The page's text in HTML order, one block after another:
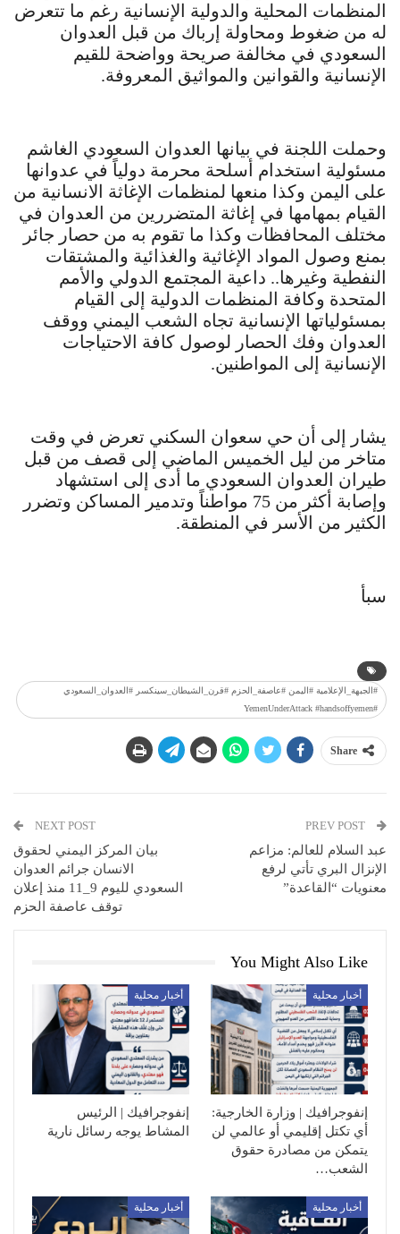
المنظمات المحلية والدولية الإنسانية رغم ما تتعرض
له من ضغوط ومحاولة إرباك من قبل العدوان
السعودي في مخالفة صريحة وواضحة للقيم
الإنسانية والقوانين والمواثيق المعروفة.
وحملت اللجنة في بيانها العدوان السعودي الغاشم
مسئولية استخدام أسلحة محرمة دولياً في عدوانها
على اليمن وكذا منعها لمنظمات الإغاثة الانسانية من
القيام بمهامها في إغاثة المتضررين من العدوان في
مختلف المحافظات وكذا ما تقوم به من حصار جائر
بمنع وصول المواد الإغاثية والغذائية والمشتقات
النفطية وغيرها.. داعية المجتمع الدولي والأمم
المتحدة وكافة المنظمات الدولية إلى القيام
بمسئولياتها الإنسانية تجاه الشعب اليمني ووقف
العدوان وفك الحصار لوصول كافة الاحتياجات
الإنسانية إلى المواطنين.
يشار إلى أن حي سعوان السكني تعرض في وقت
متاخر من ليل الخميس الماضي إلى قصف من قبل
طيران العدوان السعودي ما أدى إلى استشهاد
وإصابة أكثر من 75 مواطناً وتدمير المساكن وتضرر
الكثير من الأسر في المنطقة.
سبأ
#الجبهة_الإعلامية #اليمن #عاصفة_الحزم #قرن_الشيطان_سينكسر #العدوان_السعودي
#YemenUnderAttack #handsoffyemen
Share
عبد السلام للعالم: مزاعم
الإنزال البري تأتي لرفع
معنويات “القاعدة”
NEXT POST
بيان المركز اليمني لحقوق
الانسان جرائم العدوان
السعودي لليوم 9_11 منذ إعلان
توقف عاصفة الحزم
You Might Also Like
أخبار محلية
إنفوجرافيك | وزارة الخارجية:
أي تكتل إقليمي أو عالمي لن
يتمكن من مصادرة حقوق
الشعب…
أخبار محلية
إنفوجرافيك | الرئيس
المشاط يوجه رسائل نارية
أخبار محلية أخبار محلية